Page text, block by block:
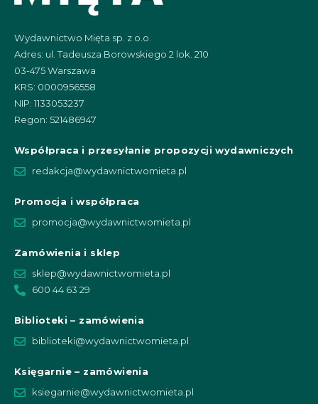
Wydawnictwo Mięta sp. z o.o.
Adres: ul. Tadeusza Borowskiego 2 lok. 210
03-475 Warszawa
KRS: 0000956558
NIP: 1133053237
Regon: 521486947
Współpraca i przesyłanie propozycji wydawniczych
redakcja@wydawnictwomieta.pl
Promocja i współpraca
promocja@wydawnictwomieta.pl
Zamówienia i sklep
sklep@wydawnictwomieta.pl
600 44 63 29
Biblioteki – zamówienia
biblioteki@wydawnictwomieta.pl
Księgarnie – zamówienia
ksiegarnie@wydawnictwomieta.pl